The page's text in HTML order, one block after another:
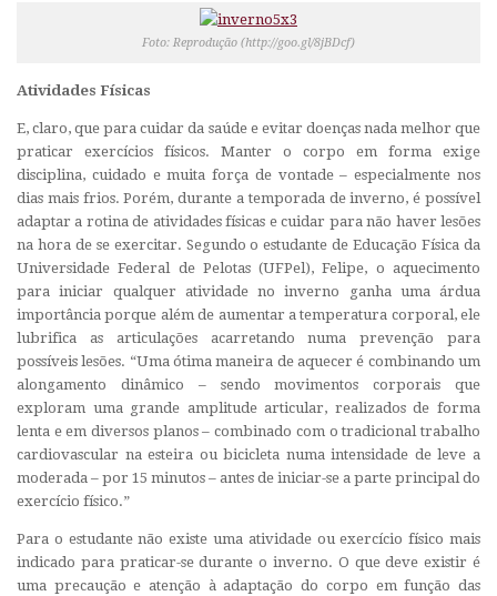
Foto: Reprodução (http://goo.gl/8jBDcf)
Atividades Físicas
E, claro, que para cuidar da saúde e evitar doenças nada melhor que
praticar exercícios físicos. Manter o corpo em forma exige
disciplina, cuidado e muita força de vontade – especialmente nos
dias mais frios. Porém, durante a temporada de inverno, é possível
adaptar a rotina de atividades físicas e cuidar para não haver lesões
na hora de se exercitar. Segundo o estudante de Educação Física da
Universidade Federal de Pelotas (UFPel), Felipe, o aquecimento
para iniciar qualquer atividade no inverno ganha uma árdua
importância porque além de aumentar a temperatura corporal, ele
lubrifica as articulações acarretando numa prevenção para
possíveis lesões. “Uma ótima maneira de aquecer é combinando um
alongamento dinâmico – sendo movimentos corporais que
exploram uma grande amplitude articular, realizados de forma
lenta e em diversos planos – combinado com o tradicional trabalho
cardiovascular na esteira ou bicicleta numa intensidade de leve a
moderada – por 15 minutos – antes de iniciar-se a parte principal do
exercício físico.”
Para o estudante não existe uma atividade ou exercício físico mais
indicado para praticar-se durante o inverno. O que deve existir é
uma precaução e atenção à adaptação do corpo em função das